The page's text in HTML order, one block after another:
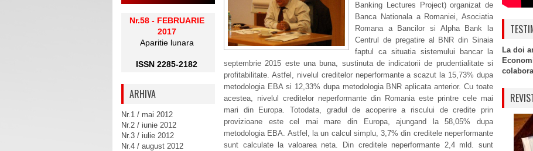
Banking Lectures Project) organizat de
Banca Nationala a Romaniei, Asociatia
Romana a Bancilor si Alpha Bank la
Centrul de pregatire al BNR din Sinaia
faptul ca situatia sistemului bancar la
septembrie 2015 este una buna, sustinuta de indicatorii de prudentialitate si
profitabilitate. Astfel, nivelul creditelor neperformante a scazut la 15,73% dupa
metodologia EBA si 12,33% dupa metodologia BNR aplicata anterior. Cu toate
acestea, nivelul creditelor neperformante din Romania este printre cele mai
mari din Europa. Totodata, gradul de acoperire a riscului de credite prin
provizioane este cel mai mare din Europa, ajungand la 58,05% dupa
metodologia EBA. Astfel, la un calcul simplu, 3,7% din creditele neperformante
sunt calculate la valoarea neta. Din creditele neperformante 2,4 mld. sunt
Nr.58 - FEBRUARIE
2017
Aparitie lunara
ISSN 2285-2182
ARHIVA
Nr.1 / mai 2012
Nr.2 / iunie 2012
Nr.3 / iulie 2012
Nr.4 / august 2012
La doi